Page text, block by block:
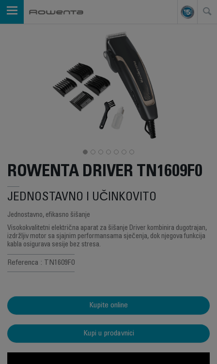
ROWENTA DRIVER TN1609F0
JEDNOSTAVNO I UČINKOVITO
Jednostavno, efikasno šišanje
Visokokvalitetni električna aparat za šišanje Driver kombinira dugotrajan,
izdržljiv motor sa sjajnim performansama sječenja, dok njegova funkcija
kabla osigurava sesije bez stresa.
Referenca : TN1609F0
Kupite online
Kupi u prodavnici